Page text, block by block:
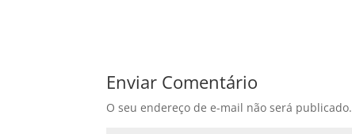
Enviar Comentário
O seu endereço de e-mail não será publicado.